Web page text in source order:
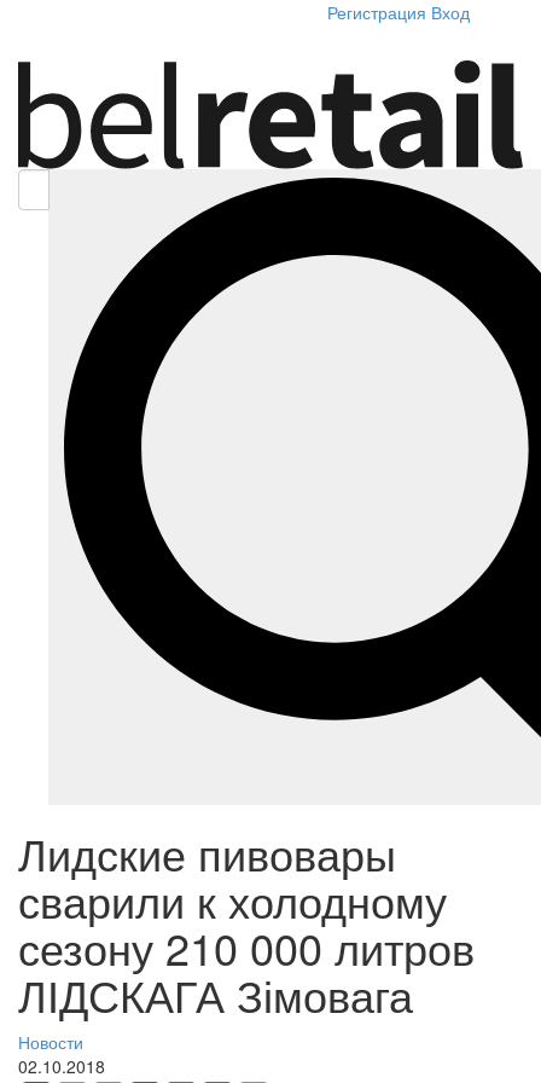
Регистрация Вход
Лидские пивовары
сварили к холодному
сезону 210 000 литров
ЛІДСКАГА Зімовага
Новости
02.10.2018